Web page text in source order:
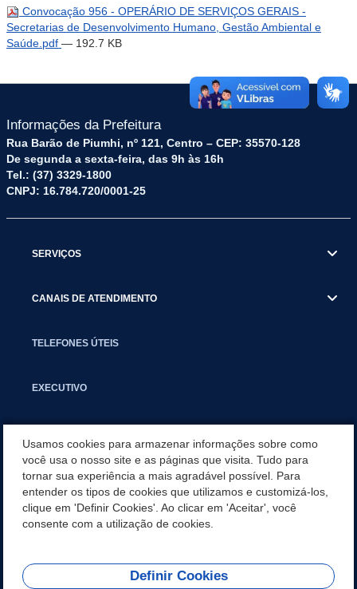
Convocação 956 - OPERÁRIO DE SERVIÇOS GERAIS -
Secretarias de Desenvolvimento Humano, Gestão Ambiental e
Saúde.pdf — 192.7 KB
Informações da Prefeitura
Rua Barão de Piumhi, nº 121, Centro – CEP: 35570-128
De segunda a sexta-feira, das 9h às 16h
Tel.: (37) 3329-1800
CNPJ: 16.784.720/0001-25
SERVIÇOS
CANAIS DE ATENDIMENTO
TELEFONES ÚTEIS
EXECUTIVO
APLICATIVO
SECRETARIAS
Usamos cookies para armazenar informações sobre como
você usa o nosso site e as páginas que visita. Tudo para
tornar sua experiência a mais agradável possível. Para
entender os tipos de cookies que utilizamos e customizá-los,
clique em 'Definir Cookies'. Ao clicar em 'Aceitar', você
consente com a utilização de cookies.
Definir Cookies